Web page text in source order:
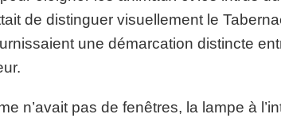
de distinguer visuellement le
une démarcation distincte
n’avait pas de fenêtres, la lampe à